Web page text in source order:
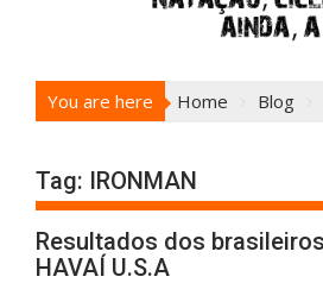
You are here Home Blog
Tag: IRONMAN
Resultados dos brasileiros
HAVAÍ U.S.A